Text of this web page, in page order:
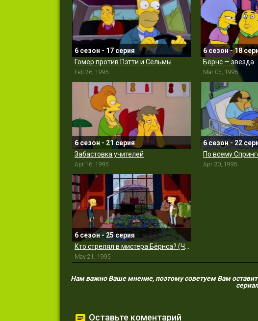
6 сезон - 17 серия
Гомер против Пэтти и Сельмы
Feb 26, 1995
6 сезон - 18
Бёрнс — звезда
Mar 05, 1995
6 сезон - 21 серия
Забастовка учителей
Apr 16, 1995
6 сезон - 22
По всему
Apr 30, 1995
6 сезон - 25 серия
May 21, 1995
Нам важно Ваше мнение, поэтому советуем Вам
Оставьте коментарий